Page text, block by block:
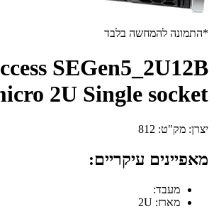
*התמונה להמחשה בלבד
SEGen5_2U12B
2U Single socket
יצרן: מק"ט: 812
מאפיינים עיקריים:
מעבד:
מארז: